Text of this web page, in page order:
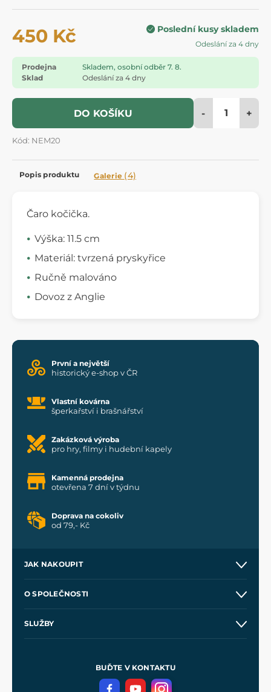
450 Kč Poslední kusy skladem
Odeslání za 4 dny
Prodejna
Skladem, osobní odběr 7. 8.
Sklad
Odeslání za 4 dny
DO KOŠÍKU - +
Kód: NEM20
Popis produktu Galerie (4)
Čaro kočička.
Výška: 11.5 cm
Materiál: tvrzená pryskyřice
Ručně malováno
Dovoz z Anglie
První a největší
historický e-shop v ČR
Vlastní kovárna
šperkařství i brašnářství
Zakázková výroba
pro hry, filmy i hudební kapely
Kamenná prodejna
otevřena 7 dní v týdnu
Doprava na cokoliv
od 79,- Kč
JAK NAKOUPIT
Velkoobchod
O SPOLEČNOSTI
SLUŽBY
Meče pro Kingdom Come
BUĎTE V KONTAKTU